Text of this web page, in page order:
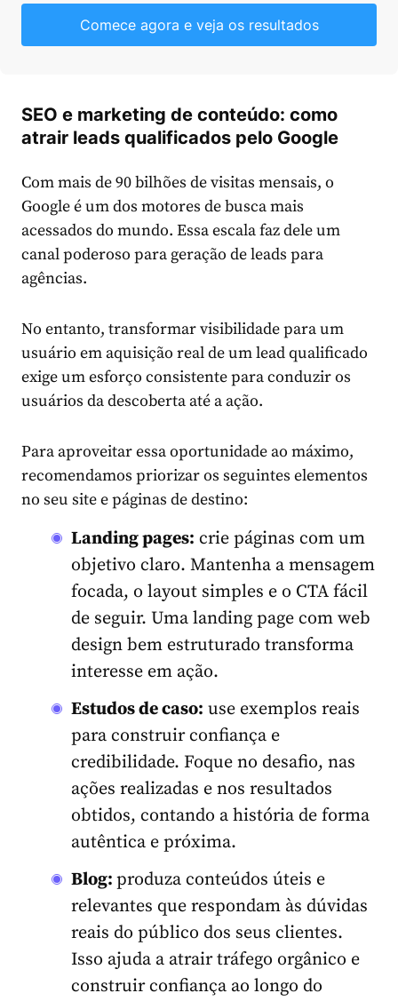
Comece agora e veja os resultados
SEO e marketing de conteúdo: como
atrair leads qualificados pelo Google
Com mais de 90 bilhões de visitas mensais, o
Google é um dos motores de busca mais
acessados do mundo. Essa escala faz dele um
canal poderoso para geração de leads para
agências.
No entanto, transformar visibilidade para um
usuário em aquisição real de um lead qualificado
exige um esforço consistente para conduzir os
usuários da descoberta até a ação.
Para aproveitar essa oportunidade ao máximo,
recomendamos priorizar os seguintes elementos
no seu site e páginas de destino:
Landing pages: crie páginas com um
objetivo claro. Mantenha a mensagem
focada, o layout simples e o CTA fácil
de seguir. Uma landing page com web
design bem estruturado transforma
interesse em ação.
Estudos de caso: use exemplos reais
para construir confiança e
credibilidade. Foque no desafio, nas
ações realizadas e nos resultados
obtidos, contando a história de forma
autêntica e próxima.
Blog: produza conteúdos úteis e
relevantes que respondam às dúvidas
reais do público dos seus clientes.
Isso ajuda a atrair tráfego orgânico e
construir confiança ao longo do